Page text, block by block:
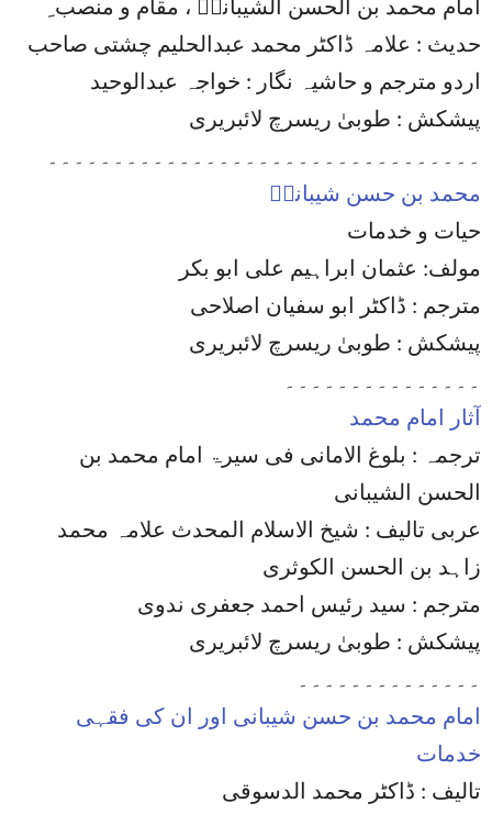
امام محمد بن الحسن الشیبانیؒ ، مقام و منصب ِ
حدیث : علامہ ڈاکٹر محمد عبدالحلیم چشتی صاحب
اردو مترجم و حاشیہ نگار : خواجہ عبدالوحید
پیشکش : طوبیٰ ریسرچ لائبریری
۔۔۔۔۔۔۔۔۔۔۔۔۔۔۔۔۔۔۔۔۔۔۔۔۔۔۔۔۔۔۔۔۔
محمد بن حسن شیبانیؒ
حیات و خدمات
مولف: عثمان ابراہیم علی ابو بکر
مترجم : ڈاکٹر ابو سفیان اصلاحی
پیشکش : طوبیٰ ریسرچ لائبریری
۔۔۔۔۔۔۔۔۔۔۔۔۔۔۔
آثار امام محمد
ترجمہ : بلوغ الامانی فی سیرۃ امام محمد بن
الحسن الشیبانی
عربی تالیف : شیخ الاسلام المحدث علامہ محمد
زاہد بن الحسن الکوثری
مترجم : سید رئیس احمد جعفری ندوی
پیشکش : طوبیٰ ریسرچ لائبریری
۔۔۔۔۔۔۔۔۔۔۔۔۔۔
امام محمد بن حسن شیبانی اور ان کی فقہی
خدمات
تالیف : ڈاکٹر محمد الدسوقی